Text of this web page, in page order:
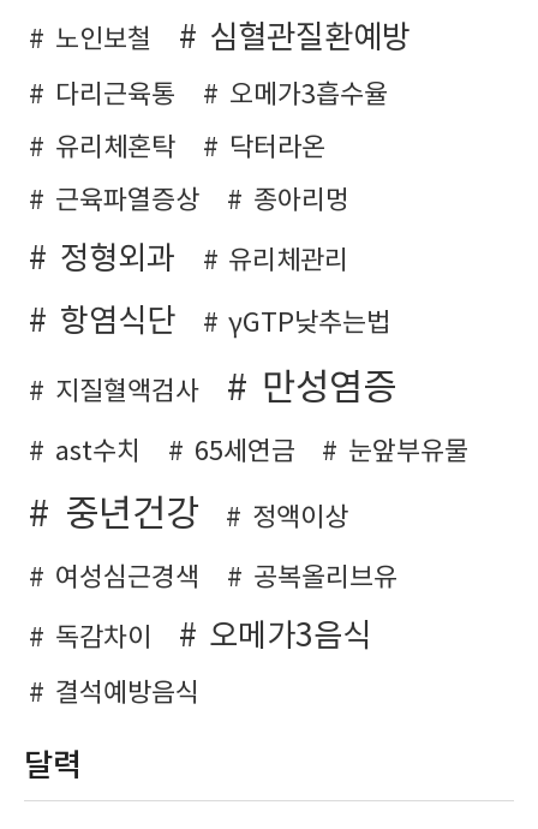
노인보철 심혈관질환예방
다리근육통
오메가3흡수율
유리체혼탁
닥터라온
근육파열증상
종아리멍
정형외과 유리체관리
항염식단 γGTP낮추는법
지질혈액검사 만성염증
ast수치 65세연금 눈앞부유물
중년건강
정액이상
여성심근경색
공복올리브유
독감차이
오메가3음식
결석예방음식
달력